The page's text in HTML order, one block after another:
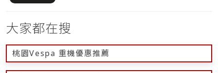
大家都在搜
桃園Vespa 重機優惠推薦